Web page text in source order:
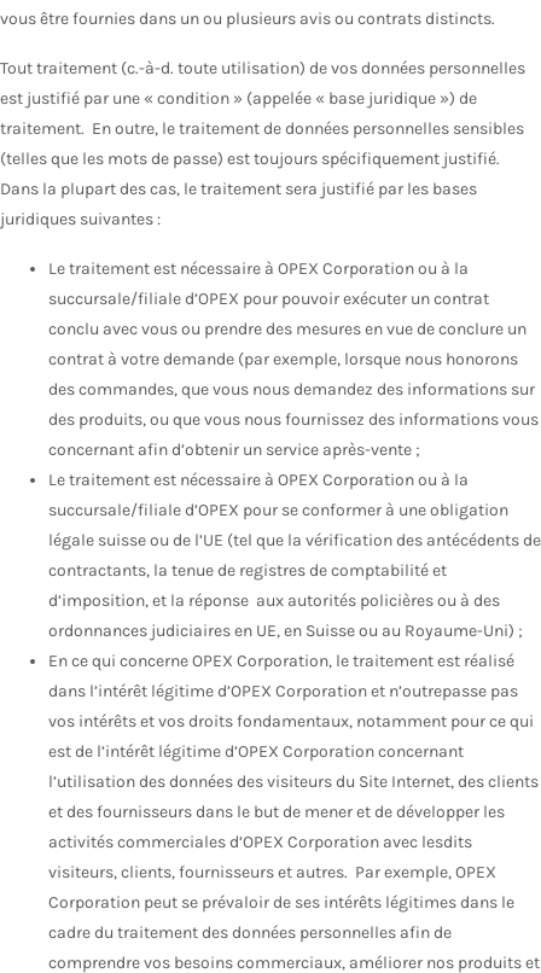
vous être fournies dans un ou plusieurs avis ou contrats distincts.
Tout traitement (c.-à-d. toute utilisation) de vos données personnelles
est justifié par une « condition » (appelée « base juridique ») de
traitement. En outre, le traitement de données personnelles sensibles
(telles que les mots de passe) est toujours spécifiquement justifié.
Dans la plupart des cas, le traitement sera justifié par les bases
juridiques suivantes :
Le traitement est nécessaire à OPEX Corporation ou à la
succursale/filiale d’OPEX pour pouvoir exécuter un contrat
conclu avec vous ou prendre des mesures en vue de conclure un
contrat à votre demande (par exemple, lorsque nous honorons
des commandes, que vous nous demandez des informations sur
des produits, ou que vous nous fournissez des informations vous
concernant afin d’obtenir un service après-vente ;
Le traitement est nécessaire à OPEX Corporation ou à la
succursale/filiale d’OPEX pour se conformer à une obligation
légale suisse ou de l’UE (tel que la vérification des antécédents de
contractants, la tenue de registres de comptabilité et
d’imposition, et la réponse aux autorités policières ou à des
ordonnances judiciaires en UE, en Suisse ou au Royaume-Uni) ;
En ce qui concerne OPEX Corporation, le traitement est réalisé
dans l’intérêt légitime d’OPEX Corporation et n’outrepasse pas
vos intérêts et vos droits fondamentaux, notamment pour ce qui
est de l’intérêt légitime d’OPEX Corporation concernant
l’utilisation des données des visiteurs du Site Internet, des clients
et des fournisseurs dans le but de mener et de développer les
activités commerciales d’OPEX Corporation avec lesdits
visiteurs, clients, fournisseurs et autres. Par exemple, OPEX
Corporation peut se prévaloir de ses intérêts légitimes dans le
cadre du traitement des données personnelles afin de
comprendre vos besoins commerciaux, améliorer nos produits et